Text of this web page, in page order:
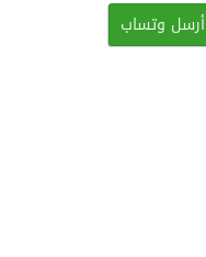
أرسل وتساب